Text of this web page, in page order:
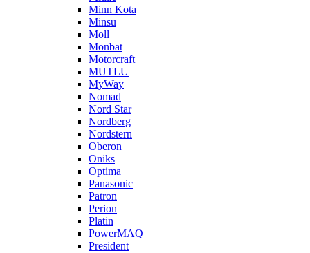
Minn Kota
Minsu
Moll
Monbat
Motorcraft
MUTLU
MyWay
Nomad
Nord Star
Nordberg
Nordstern
Oberon
Oniks
Optima
Panasonic
Patron
Perion
Platin
PowerMAQ
President